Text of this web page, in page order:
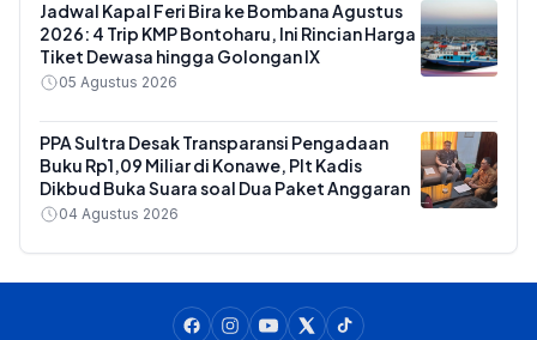
Jadwal Kapal Feri Bira ke Bombana Agustus
2026: 4 Trip KMP Bontoharu, Ini Rincian Harga
Tiket Dewasa hingga Golongan IX
05 Agustus 2026
PPA Sultra Desak Transparansi Pengadaan
Buku Rp1,09 Miliar di Konawe, Plt Kadis
Dikbud Buka Suara soal Dua Paket Anggaran
04 Agustus 2026